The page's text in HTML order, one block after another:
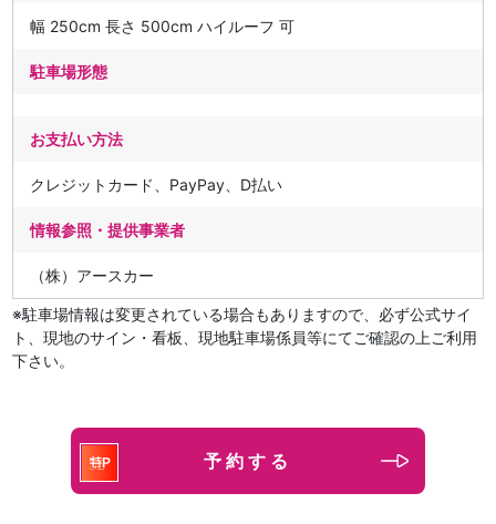
幅 250cm 長さ 500cm ハイルーフ 可
駐車場形態
お支払い方法
クレジットカード、PayPay、D払い
情報参照・提供事業者
（株）アースカー
※駐車場情報は変更されている場合もありますので、必ず公式サイ
ト、現地のサイン・看板、現地駐車場係員等にてご確認の上ご利用
下さい。
予約する